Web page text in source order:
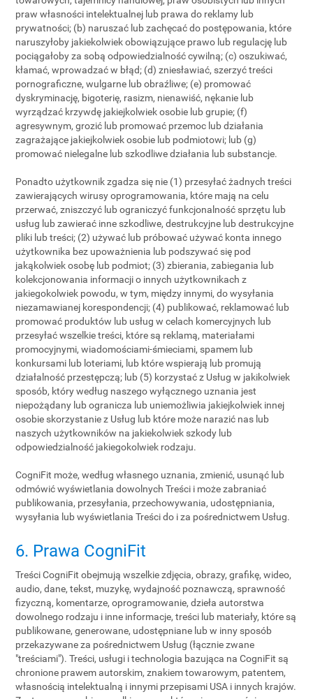
praw własności intelektualnej lub prawa do reklamy lub
prywatności; (b) naruszać lub zachęcać do postępowania, które
naruszyłoby jakiekolwiek obowiązujące prawo lub regulację lub
pociągałoby za sobą odpowiedzialność cywilną; (c) oszukiwać,
kłamać, wprowadzać w błąd; (d) zniesławiać, szerzyć treści
pornograficzne, wulgarne lub obraźliwe; (e) promować
dyskryminację, bigoterię, rasizm, nienawiść, nękanie lub
wyrządzać krzywdę jakiejkolwiek osobie lub grupie; (f)
agresywnym, grozić lub promować przemoc lub działania
zagrażające jakiejkolwiek osobie lub podmiotowi; lub (g)
promować nielegalne lub szkodliwe działania lub substancje.
Ponadto użytkownik zgadza się nie (1) przesyłać żadnych treści
zawierających wirusy oprogramowania, które mają na celu
przerwać, zniszczyć lub ograniczyć funkcjonalność sprzętu lub
usług lub zawierać inne szkodliwe, destrukcyjne lub destrukcyjne
pliki lub treści; (2) używać lub próbować używać konta innego
użytkownika bez upoważnienia lub podszywać się pod
jakąkolwiek osobę lub podmiot; (3) zbierania, zabiegania lub
kolekcjonowania informacji o innych użytkownikach z
jakiegokolwiek powodu, w tym, między innymi, do wysyłania
niezamawianej korespondencji; (4) publikować, reklamować lub
promować produktów lub usług w celach komercyjnych lub
przesyłać wszelkie treści, które są reklamą, materiałami
promocyjnymi, wiadomościami-śmieciami, spamem lub
konkursami lub loteriami, lub które wspierają lub promują
działalność przestępczą; lub (5) korzystać z Usług w jakikolwiek
sposób, który według naszego wyłącznego uznania jest
niepożądany lub ogranicza lub uniemożliwia jakiejkolwiek innej
osobie skorzystanie z Usług lub które może narazić nas lub
naszych użytkowników na jakiekolwiek szkody lub
odpowiedzialność jakiegokolwiek rodzaju.
CogniFit może, według własnego uznania, zmienić, usunąć lub
odmówić wyświetlania dowolnych Treści i może zabraniać
publikowania, przesyłania, przechowywania, udostępniania,
wysyłania lub wyświetlania Treści do i za pośrednictwem Usług.
6. Prawa CogniFit
Treści CogniFit obejmują wszelkie zdjęcia, obrazy, grafikę, wideo,
audio, dane, tekst, muzykę, wydajność poznawczą, sprawność
fizyczną, komentarze, oprogramowanie, dzieła autorstwa
dowolnego rodzaju i inne informacje, treści lub materiały, które są
publikowane, generowane, udostępniane lub w inny sposób
przekazywane za pośrednictwem Usług (łącznie zwane
"treściami"). Treści, usługi i technologia bazująca na CogniFit są
chronione prawem autorskim, znakiem towarowym, patentem,
własnością intelektualną i innymi przepisami USA i innych krajów.